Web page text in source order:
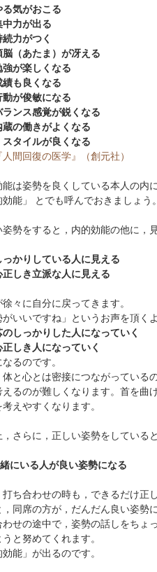
る気がおこる
中力が出る
続力がつく
脳（あたま）が冴える
強が楽しくなる
績も良くなる
動が俊敏になる
ランス感覚が鋭くなる
蔵の働きがよくなる
スタイルが良くなる
間回復の医学』（創元社）
能は姿勢を良くしている本人の内
効能」 とでも呼んでおきましょう。
姿勢をすると，内的効能の他に，
っかりしている人に見える
正しき立派な人に見える
徐々に自分に戻ってきます。
がいいですね」というお声を頂く
のしっかりした人になっていく
正しき人になっていく
るのです。
体と心とは密接につながっている
えるのが難しくなります。首を曲
えやすくなります。
，さらに，正しい姿勢をしている
にいる人が良い姿勢になる
打ち合わせの時も，できるだけ正
同席の方が，だんだん良い姿勢
わせの途中で，姿勢の話しをちょ
と努めてくれます。
効能」が出るのです。